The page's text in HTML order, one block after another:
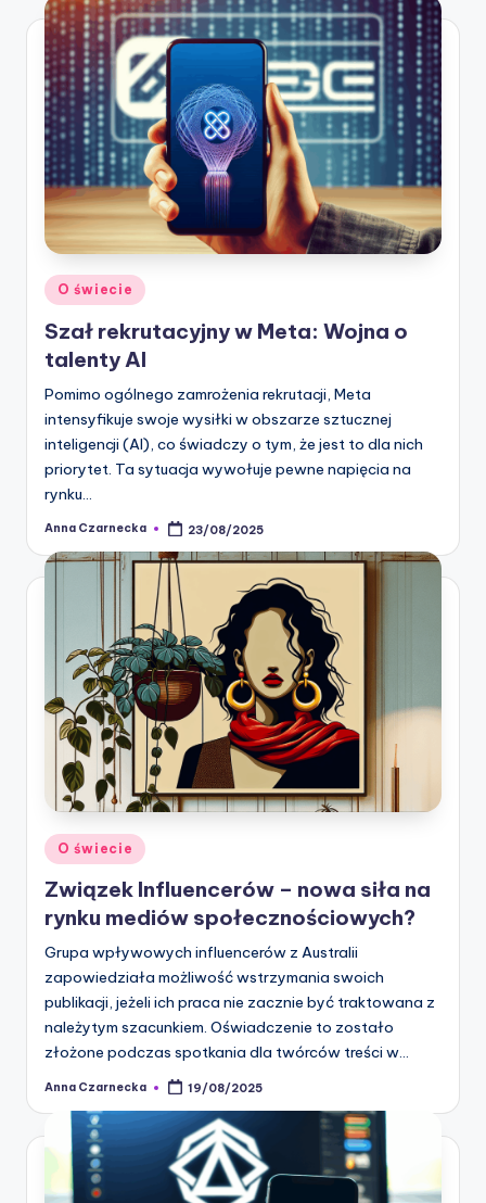
Posted
in
O świecie
Szał rekrutacyjny w Meta: Wojna o
talenty AI
Pomimo ogólnego zamrożenia rekrutacji, Meta
intensyfikuje swoje wysiłki w obszarze sztucznej
inteligencji (AI), co świadczy o tym, że jest to dla nich
priorytet. Ta sytuacja wywołuje pewne napięcia na
rynku…
Posted
Anna Czarnecka 23/08/2025
Posted
in
O świecie
Związek Influencerów – nowa siła na
rynku mediów społecznościowych?
Grupa wpływowych influencerów z Australii
zapowiedziała możliwość wstrzymania swoich
publikacji, jeżeli ich praca nie zacznie być traktowana z
należytym szacunkiem. Oświadczenie to zostało
złożone podczas spotkania dla twórców treści w…
Posted
Anna Czarnecka 19/08/2025